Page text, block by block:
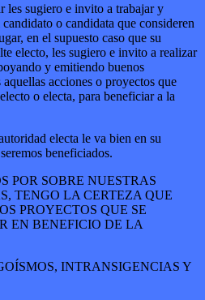
les sugiero e invito a trabajar y
o candidata que consideren
en el supuesto caso que su
electo, les sugiero e invito a realizar
y emitiendo buenos
acciones o proyectos que
o electa, para beneficiar a la
electa le va bien en su
beneficiados.
POR SOBRE NUESTRAS
TENGO LA CERTEZA QUE
PROYECTOS QUE SE
EN BENEFICIO DE LA
INTRANSIGENCIAS Y